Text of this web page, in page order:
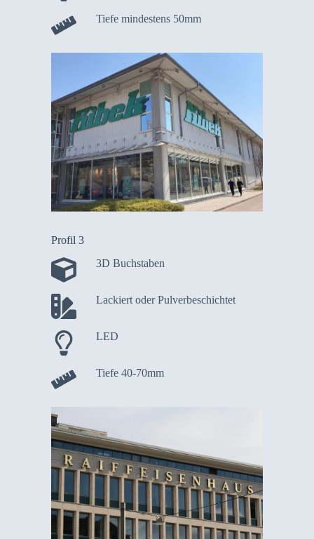
Tiefe mindestens 50mm
Profil 3
3D Buchstaben
Lackiert oder Pulverbeschichtet
LED
Tiefe 40-70mm